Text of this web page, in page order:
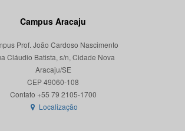
Campus Aracaju
Prof. João Cardoso Nascimento
Cláudio Batista, s/n, Cidade Nova
Aracaju/SE
CEP 49060-108
Localização